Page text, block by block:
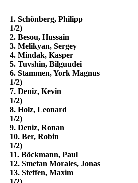
1. Schönberg, Philipp
1/2)
2. Besou, Hussain 6
3. Melikyan, Sergey
4. Mindak, Kasper 4 1/
5. Tuvshin, Bilguudei 4
6. Stammen, York Magnus 4
1/2)
7. Deniz, Kevin 4
1/2)
8. Holz, Leonard 4
1/2)
9. Deniz, Ronan 4
10. Ber, Robin 3 1/2
1/2)
11. Böckmann, Paul 3 1/
12. Smetan Morales, Jonas 3
13. Steffen, Maxim 3 1/